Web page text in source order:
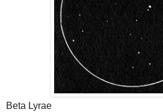
Beta Lyrae